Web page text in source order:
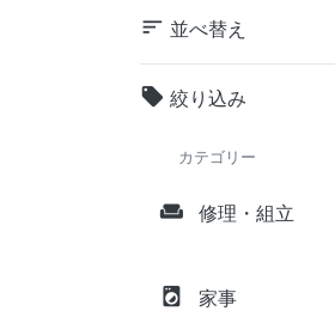
sort 並べ替え
local_offer 絞り込み
カテゴリー
weekend 修理・組立
local_laundry_service 家事